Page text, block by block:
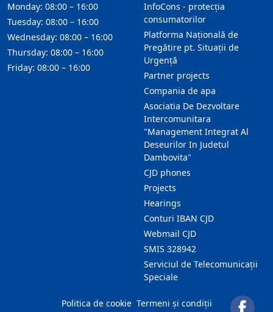
InfoCons - protecția
consumatorilor
Platforma Națională de
Pregătire pt. Situații de
Urgență
Partner projects
Compania de apa
Asociatia De Dezvoltare
Intercomunitara
"Management Integrat Al
Deseurilor In Judetul
Dambovita"
CJD phones
Projects
Hearings
Conturi IBAN CJD
Webmail CJD
SMIS 328942
Serviciul de Telecomunicații
Speciale
Monday: 08:00 – 16:00
Tuesday: 08:00 – 16:00
Wednesday: 08:00 – 16:00
Thursday: 08:00 – 16:00
Friday: 08:00 – 16:00
Politica de cookie Termeni și condiții